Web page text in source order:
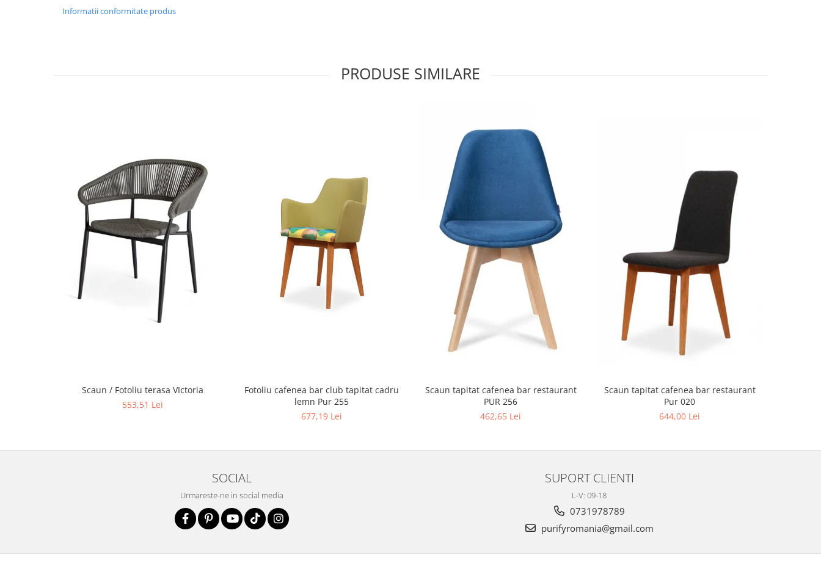
Informatii conformitate produs
PRODUSE SIMILARE
Scaun / Fotoliu terasa VIctoria
553,51 Lei
Fotoliu cafenea bar club tapitat cadru
lemn Pur 255
677,19 Lei
Scaun tapitat cafenea bar restaurant
PUR 256
462,65 Lei
Scaun tapitat cafenea bar restaurant
Pur 020
644,00 Lei
SOCIAL
Urmareste-ne in social media
SUPORT CLIENTI
L-V: 09-18
0731978789
purifyromania@gmail.com